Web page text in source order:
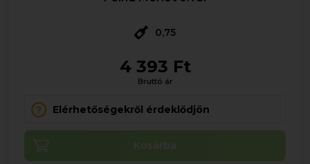
0,75
4 393 Ft
Bruttó ár
Elérhetőségekről érdeklődjön
Kosárba